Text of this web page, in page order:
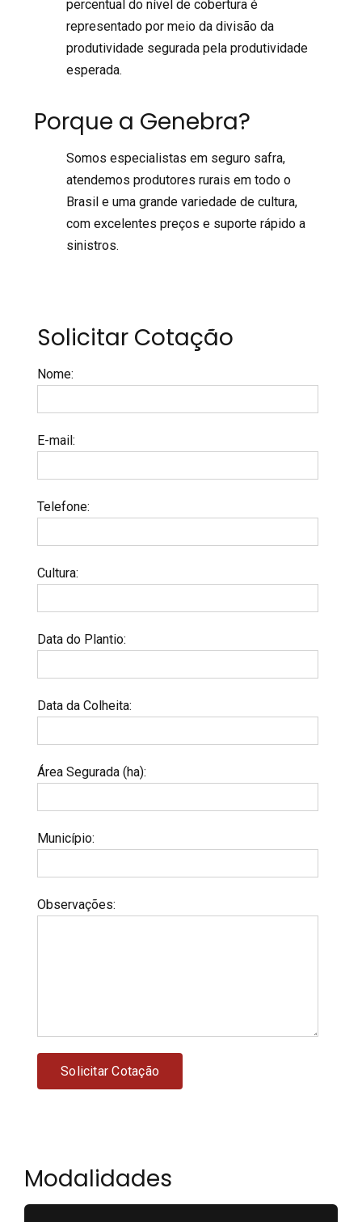
percentual do nível de cobertura é
representado por meio da divisão da
produtividade segurada pela produtividade
esperada.
Porque a Genebra?
Somos especialistas em seguro safra,
atendemos produtores rurais em todo o
Brasil e uma grande variedade de cultura,
com excelentes preços e suporte rápido a
sinistros.
Solicitar Cotação
Nome:
E-mail:
Telefone:
Cultura:
Data do Plantio:
Data da Colheita:
Área Segurada (ha):
Município:
Observações:
Modalidades